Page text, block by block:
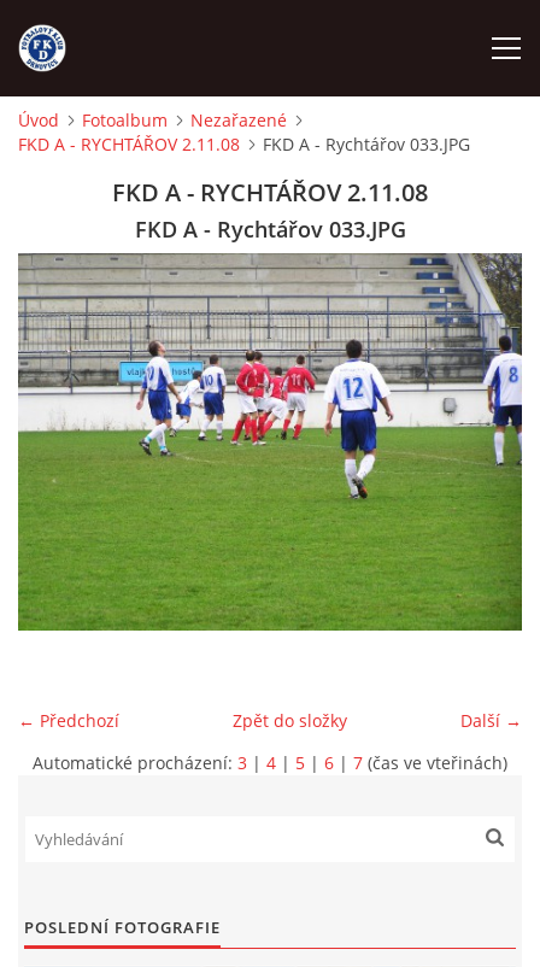
ÚVOD
FKD A
FKD B
STARŠÍ DOROST
STARŠÍ ŽÁCI
MLADŠÍ ŽÁCI
STARŠÍ PŘÍPRAVKA R 2012 + 2013
ARCHÍV
Úvod Fotoalbum
Nezařazené
FKD A - RYCHTÁŘOV 2.11.08
FKD A - Rychtářov 033.JPG
FKD A - RYCHTÁŘOV 2.11.08
FKD A - Rychtářov 033.JPG
← Předchozí Další →
Zpět do složky
Automatické procházení: 3 | 4 | 5 | 6 | 7 (čas ve vteřinách)
POSLEDNÍ FOTOGRAFIE